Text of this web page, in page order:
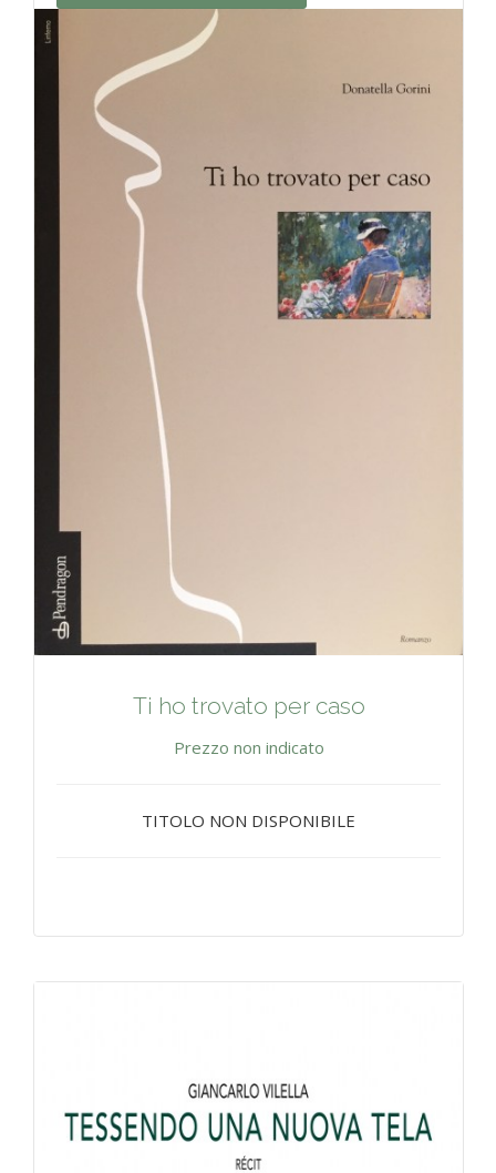
Ti ho trovato per caso
Prezzo non indicato
TITOLO NON DISPONIBILE